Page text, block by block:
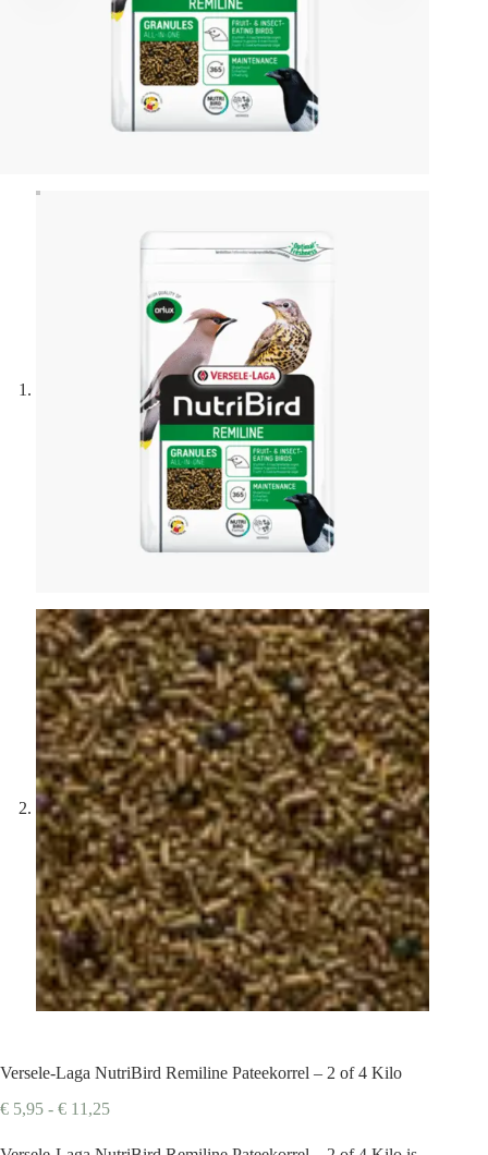
Versele-Laga NutriBird Remiline Pateekorrel – 2 of 4 Kilo
€ 5,95 - € 11,25Prijsklasse:
tot